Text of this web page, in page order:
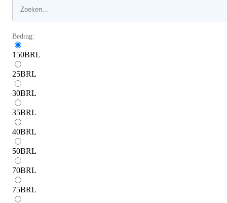
Bedrag:
150BRL
25BRL
30BRL
35BRL
40BRL
50BRL
70BRL
75BRL